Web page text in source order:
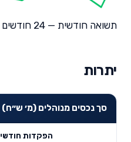
תשואה חודשית — 24 חודשים אחרונים
יתרות
סך נכסים מנוהלים (מ׳ ש״ח)
הפקדות